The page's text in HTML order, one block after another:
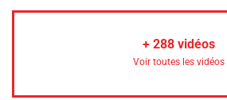
+ 288vidéos
Voir toutes les vidéos